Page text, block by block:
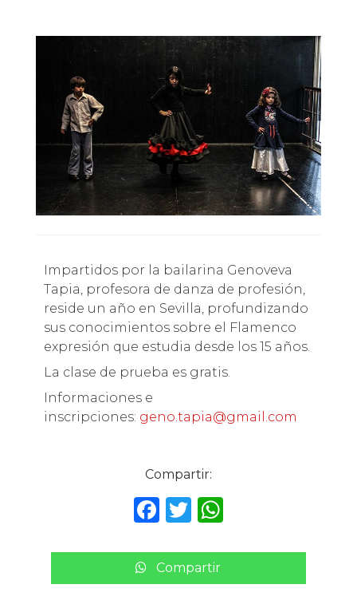
Impartidos por la bailarina Genoveva
Tapia, profesora de danza de profesión,
reside un año en Sevilla, profundizando
sus conocimientos sobre el Flamenco
expresión que estudia desde los 15 años.
La clase de prueba es gratis.
Informaciones e
inscripciones: geno.tapia@gmail.com
Compartir:
F
c
e
T
it
te
W
a
ts
Compartir